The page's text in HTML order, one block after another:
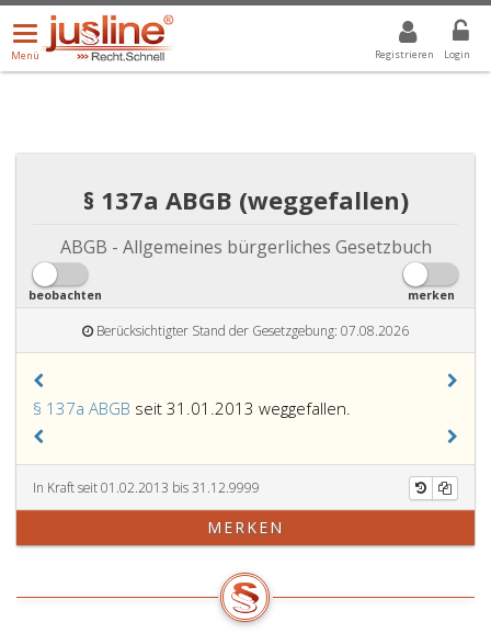
Registrieren Login
Menü
öffnen/schließen
Menü
ALLE DROPDOWN: GEWÄHLTER WERT IST ALLE
§ 137a ABGB (weggefallen)
ABGB - Allgemeines bürgerliches Gesetzbuch
beobachten merken
Berücksichtigter Stand der Gesetzgebung: 07.08.2026
§ 137a ABGB seit 31.01.2013 weggefallen.
In Kraft seit 01.02.2013 bis 31.12.9999
MERKEN